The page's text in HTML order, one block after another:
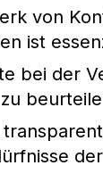
von
ist
bei der